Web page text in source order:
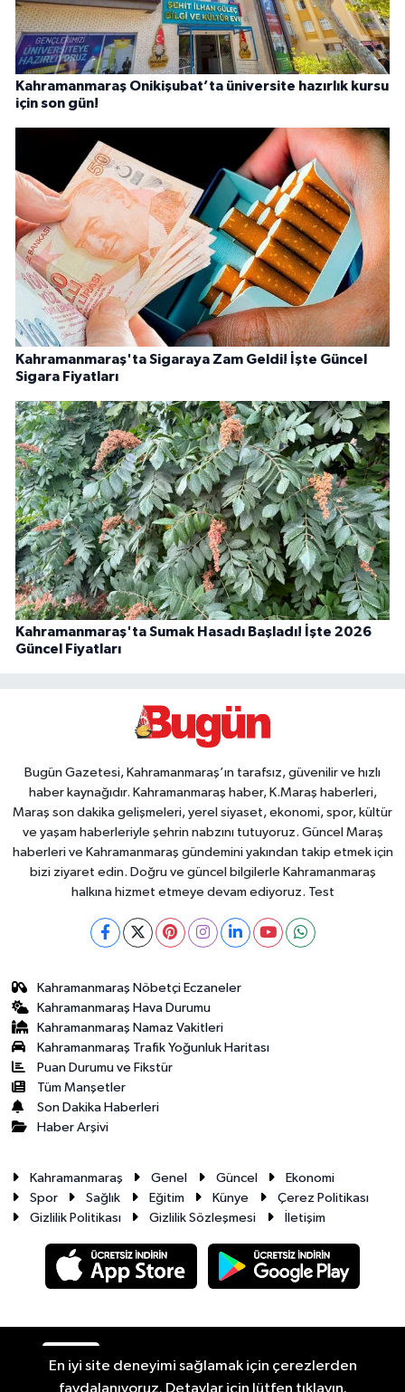
Kahramanmaraş Onikişubat’ta üniversite hazırlık kursu
için son gün!
Kahramanmaraş'ta Sigaraya Zam Geldi! İşte Güncel
Sigara Fiyatları
Kahramanmaraş'ta Sumak Hasadı Başladı! İşte 2026
Güncel Fiyatları
Bugün Gazetesi, Kahramanmaraş’ın tarafsız, güvenilir ve hızlı
haber kaynağıdır. Kahramanmaraş haber, K.Maraş haberleri,
Maraş son dakika gelişmeleri, yerel siyaset, ekonomi, spor, kültür
ve yaşam haberleriyle şehrin nabzını tutuyoruz. Güncel Maraş
haberleri ve Kahramanmaraş gündemini yakından takip etmek için
bizi ziyaret edin. Doğru ve güncel bilgilerle Kahramanmaraş
halkına hizmet etmeye devam ediyoruz. Test
Kahramanmaraş Nöbetçi Eczaneler
Kahramanmaraş Hava Durumu
Kahramanmaraş Namaz Vakitleri
Kahramanmaraş Trafik Yoğunluk Haritası
Puan Durumu ve Fikstür
Tüm Manşetler
Son Dakika Haberleri
Haber Arşivi
Kahramanmaraş Genel Güncel
Ekonomi
Spor
Sağlık Eğitim Künye
Çerez Politikası
Gizlilik Politikası
Gizlilik Sözleşmesi İletişim
En iyi site deneyimi sağlamak için çerezlerden
faydalanıyoruz. Detaylar için lütfen tıklayın.